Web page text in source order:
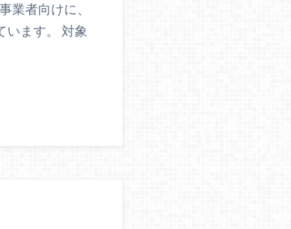
業者向けに、
います。 対象